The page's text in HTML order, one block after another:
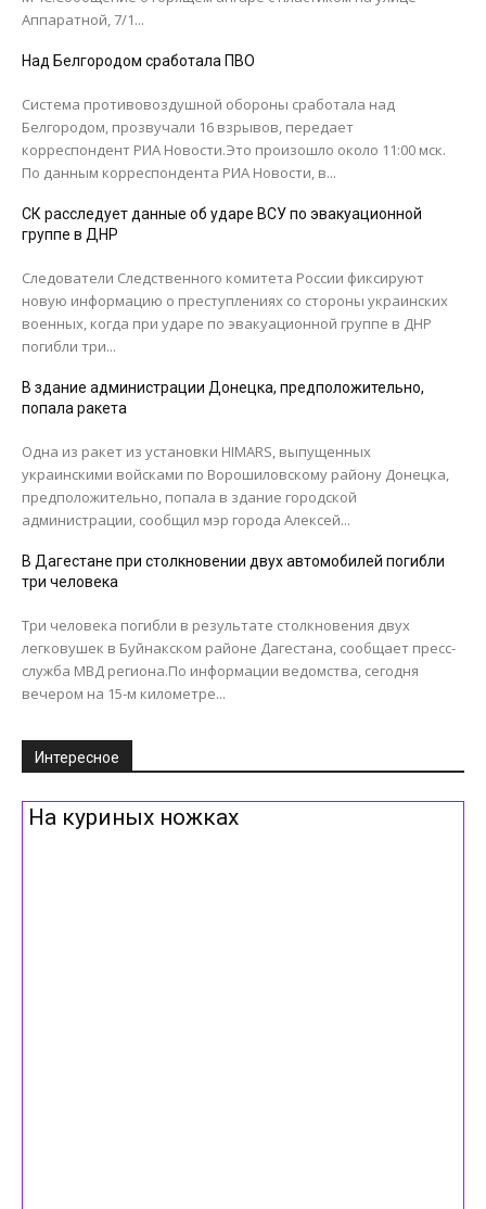
Аппаратной, 7/1...
Над Белгородом сработала ПВО
Система противовоздушной обороны сработала над
Белгородом, прозвучали 16 взрывов, передает
корреспондент РИА Новости.Это произошло около 11:00 мск.
По данным корреспондента РИА Новости, в...
СК расследует данные об ударе ВСУ по эвакуационной
группе в ДНР
Следователи Следственного комитета России фиксируют
новую информацию о преступлениях со стороны украинских
военных, когда при ударе по эвакуационной группе в ДНР
погибли три...
В здание администрации Донецка, предположительно,
попала ракета
Одна из ракет из установки HIMARS, выпущенных
украинскими войсками по Ворошиловскому району Донецка,
предположительно, попала в здание городской
администрации, сообщил мэр города Алексей...
В Дагестане при столкновении двух автомобилей погибли
три человека
Три человека погибли в результате столкновения двух
легковушек в Буйнакском районе Дагестана, сообщает пресс-
служба МВД региона.По информации ведомства, сегодня
вечером на 15-м километре...
Интересное
На куриных ножках